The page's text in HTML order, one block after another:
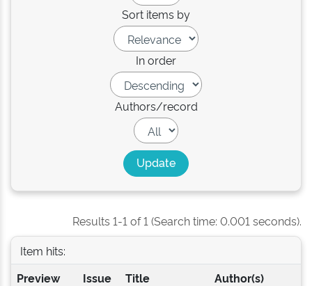
Sort items by
In order
Authors/record
Results 1-1 of 1 (Search time: 0.001 seconds).
Item hits:
Preview
Issue
Title Author(s)